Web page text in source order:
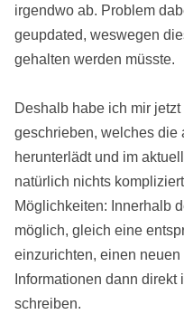
irgendwo ab. Problem
geupdated, weswegen
gehalten werden müsste.
Deshalb habe ich mir
geschrieben, welches die
herunterlädt und im
natürlich nichts
Möglichkeiten: Innerhalb
möglich, gleich eine
einzurichten, einen
Informationen dann
schreiben.